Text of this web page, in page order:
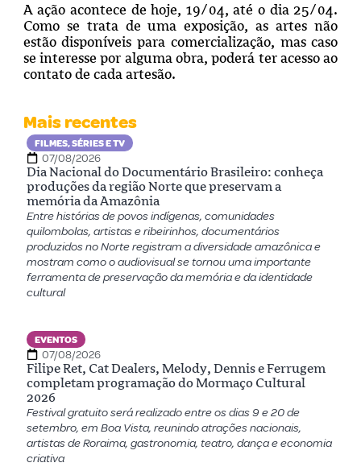
A ação acontece de hoje, 19/04, até o dia 25/04.
Como se trata de uma exposição, as artes não
estão disponíveis para comercialização, mas caso
se interesse por alguma obra, poderá ter acesso ao
contato de cada artesão.
Mais recentes
FILMES, SÉRIES E TV
07/08/2026
Dia Nacional do Documentário Brasileiro: conheça
produções da região Norte que preservam a
memória da Amazônia
Entre histórias de povos indígenas, comunidades
quilombolas, artistas e ribeirinhos, documentários
produzidos no Norte registram a diversidade amazônica e
mostram como o audiovisual se tornou uma importante
ferramenta de preservação da memória e da identidade
cultural
EVENTOS
07/08/2026
Filipe Ret, Cat Dealers, Melody, Dennis e Ferrugem
completam programação do Mormaço Cultural
2026
Festival gratuito será realizado entre os dias 9 e 20 de
setembro, em Boa Vista, reunindo atrações nacionais,
artistas de Roraima, gastronomia, teatro, dança e economia
criativa